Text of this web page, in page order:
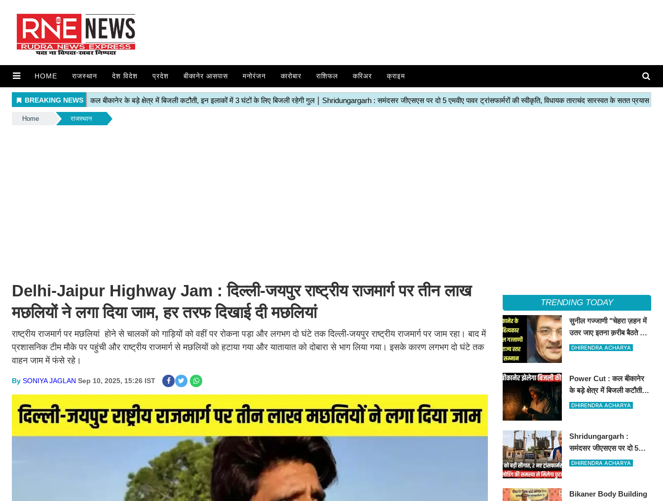
HOME राजस्थान देश विदेश प्रदेश बीकानेर आसपास मनोरंजन कारोबार राशिफल करिअर क्राइम
Home राजस्थान
Delhi-Jaipur Highway Jam : दिल्ली-जयपुर राष्ट्रीय राजमार्ग पर तीन लाख
मछलियों ने लगा दिया जाम, हर तरफ दिखाई दी मछलियां
राष्ट्रीय राजमार्ग पर मछलियां होने से चालकों को गाड़ियों को वहीं पर रोकना पड़ा और लगभग दो घंटे तक दिल्ली-जयपुर राष्ट्रीय राजमार्ग पर जाम रहा। बाद में
प्रशासनिक टीम मौके पर पहुंची और राष्ट्रीय राजमार्ग से मछलियों को हटाया गया और यातायात को दोबारा से भाग लिया गया। इसके कारण लगभग दो घंटे तक
वाहन जाम में फंसे रहे।
By SONIYA JAGLAN Sep 10, 2025, 15:26 IST
TRENDING TODAY
सुनील गज्जाणी "चेहरा ज़हन में
उतर जाए इतना क़रीब बैठते थे
वो...." नामक कविता के लिए
DHIRENDRA ACHARYA
Power Cut : कल बीकानेर
के बड़े क्षेत्र में बिजली कटौती,
इन इलाकों में 3 घंटों के लिए
DHIRENDRA ACHARYA
Shridungargarh :
समंदसर जीएसएस पर दो 5
एमवीए पावर ट्रांसफार्मरों की
रंग
DHIRENDRA ACHARYA
Bikaner Body Building